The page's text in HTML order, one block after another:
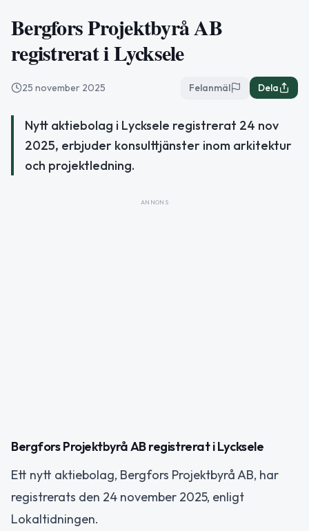
Bergfors Projektbyrå AB
registrerat i Lycksele
25 november 2025 Felanmäl Dela
Nytt aktiebolag i Lycksele registrerat 24 nov
2025, erbjuder konsulttjänster inom arkitektur
och projektledning.
ANNONS
Bergfors Projektbyrå AB registrerat i Lycksele
Ett nytt aktiebolag, Bergfors Projektbyrå AB, har
registrerats den 24 november 2025, enligt
Lokaltidningen.